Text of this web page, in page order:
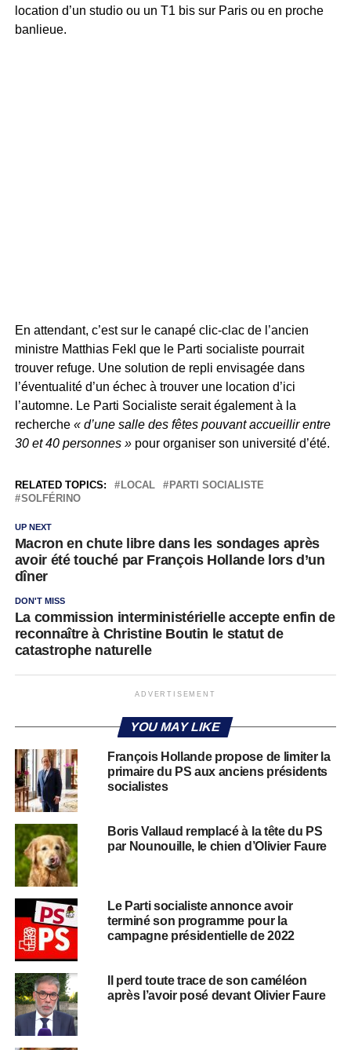
location d’un studio ou un T1 bis sur Paris ou en proche
banlieue.
En attendant, c’est sur le canapé clic-clac de l’ancien
ministre Matthias Fekl que le Parti socialiste pourrait
trouver refuge. Une solution de repli envisagée dans
l’éventualité d’un échec à trouver une location d’ici
l’automne. Le Parti Socialiste serait également à la
recherche« d’une salle des fêtes pouvant accueillir entre
30 et 40 personnes »pour organiser son université d’été.
RELATED TOPICS: LOCAL
PARTI SOCIALISTE
SOLFÉRINO
UP NEXT
Macron en chute libre dans les sondages après
avoir été touché par François Hollande lors d’un
dîner
DON'T MISS
La commission interministérielle accepte enfin de
reconnaître à Christine Boutin le statut de
catastrophe naturelle
ADVERTISEMENT
YOU MAY LIKE
François Hollande propose de limiter la
primaire du PS aux anciens présidents
socialistes
Boris Vallaud remplacé à la tête du PS
par Nounouille, le chien d’Olivier Faure
Le Parti socialiste annonce avoir
terminé son programme pour la
campagne présidentielle de 2022
Il perd toute trace de son caméléon
après l’avoir posé devant Olivier Faure